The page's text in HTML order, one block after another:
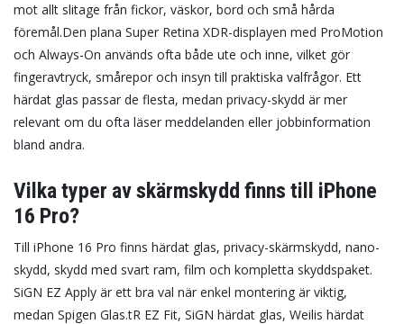
mot allt slitage från fickor, väskor, bord och små hårda
föremål.Den plana Super Retina XDR-displayen med ProMotion
och Always-On används ofta både ute och inne, vilket gör
fingeravtryck, smårepor och insyn till praktiska valfrågor. Ett
härdat glas passar de flesta, medan privacy-skydd är mer
relevant om du ofta läser meddelanden eller jobbinformation
bland andra.
Vilka typer av skärmskydd finns till iPhone
16 Pro?
Till iPhone 16 Pro finns härdat glas, privacy-skärmskydd, nano-
skydd, skydd med svart ram, film och kompletta skyddspaket.
SiGN EZ Apply är ett bra val när enkel montering är viktig,
medan Spigen Glas.tR EZ Fit, SiGN härdat glas, Weilis härdat